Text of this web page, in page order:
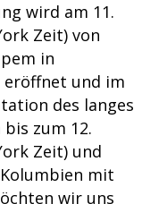
wird am 11.
Zeit) von
in
eröffnet und im
des langes
zum 12.
Zeit) und
mit
wir uns